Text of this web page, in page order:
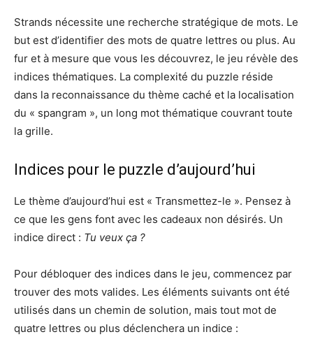
Strands nécessite une recherche stratégique de mots. Le
but est d’identifier des mots de quatre lettres ou plus. Au
fur et à mesure que vous les découvrez, le jeu révèle des
indices thématiques. La complexité du puzzle réside
dans la reconnaissance du thème caché et la localisation
du « spangram », un long mot thématique couvrant toute
la grille.
Indices pour le puzzle d’aujourd’hui
Le thème d’aujourd’hui est « Transmettez-le ». Pensez à
ce que les gens font avec les cadeaux non désirés. Un
indice direct : Tu veux ça ?
Pour débloquer des indices dans le jeu, commencez par
trouver des mots valides. Les éléments suivants ont été
utilisés dans un chemin de solution, mais tout mot de
quatre lettres ou plus déclenchera un indice :